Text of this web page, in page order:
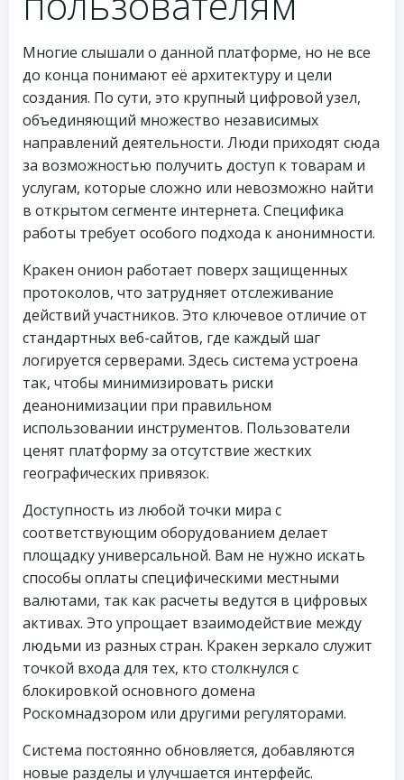
Многие слышали о данной платформе, но не все
до конца понимают её архитектуру и цели
создания. По сути, это крупный цифровой узел,
объединяющий множество независимых
направлений деятельности. Люди приходят сюда
за возможностью получить доступ к товарам и
услугам, которые сложно или невозможно найти
в открытом сегменте интернета. Специфика
работы требует особого подхода к анонимности.
Кракен онион работает поверх защищенных
протоколов, что затрудняет отслеживание
действий участников. Это ключевое отличие от
стандартных веб-сайтов, где каждый шаг
логируется серверами. Здесь система устроена
так, чтобы минимизировать риски
деанонимизации при правильном
использовании инструментов. Пользователи
ценят платформу за отсутствие жестких
географических привязок.
Доступность из любой точки мира с
соответствующим оборудованием делает
площадку универсальной. Вам не нужно искать
способы оплаты специфическими местными
валютами, так как расчеты ведутся в цифровых
активах. Это упрощает взаимодействие между
людьми из разных стран. Кракен зеркало служит
точкой входа для тех, кто столкнулся с
блокировкой основного домена
Роскомнадзором или другими регуляторами.
Система постоянно обновляется, добавляются
новые разделы и улучшается интерфейс.